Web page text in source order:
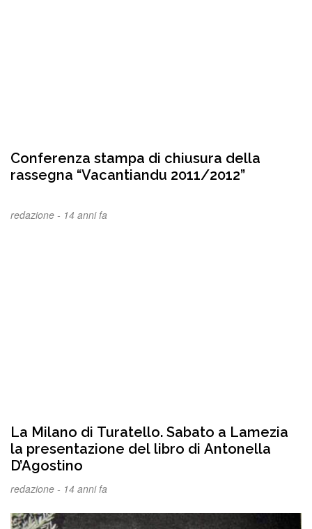
Conferenza stampa di chiusura della
rassegna “Vacantiandu 2011/2012”
redazione - 14 anni fa
La Milano di Turatello. Sabato a Lamezia
la presentazione del libro di Antonella
D’Agostino
redazione - 14 anni fa